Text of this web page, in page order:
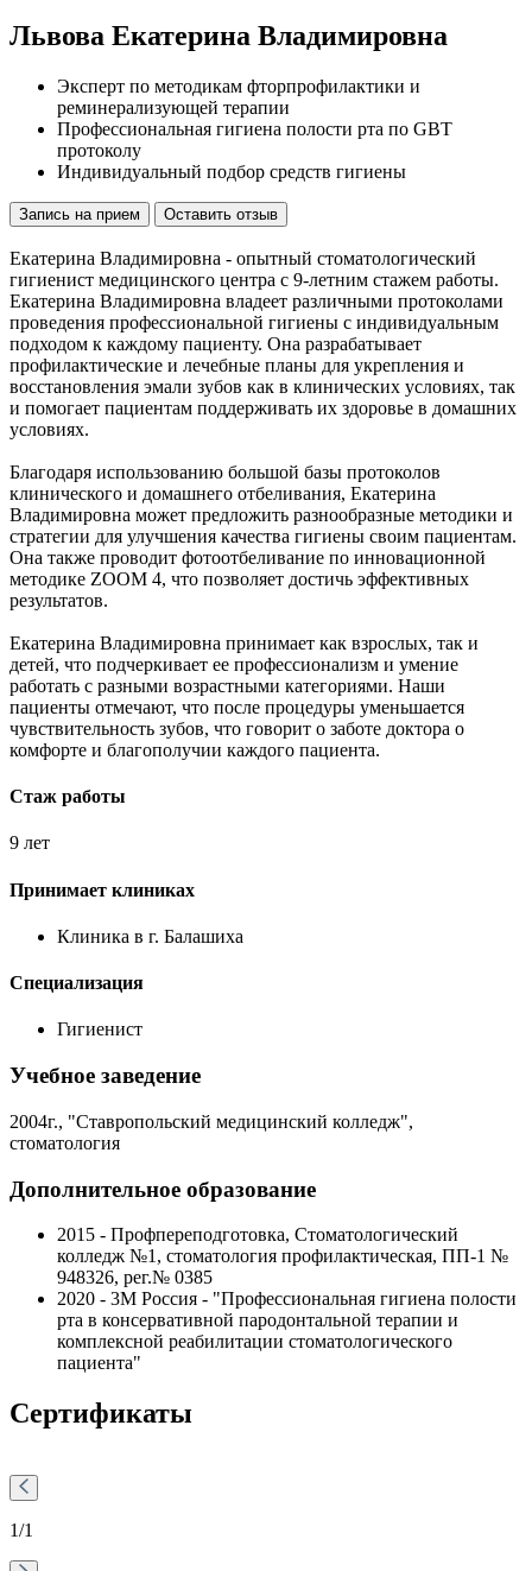
Львова Екатерина Владимировна
Эксперт по методикам фторпрофилактики и
реминерализующей терапии
Профессиональная гигиена полости рта по GBT
протоколу
Индивидуальный подбор средств гигиены
Запись на прием Оставить отзыв
Екатерина Владимировна - опытный стоматологический
гигиенист медицинского центра с 9-летним стажем работы.
Екатерина Владимировна владеет различными протоколами
проведения профессиональной гигиены с индивидуальным
подходом к каждому пациенту. Она разрабатывает
профилактические и лечебные планы для укрепления и
восстановления эмали зубов как в клинических условиях, так
и помогает пациентам поддерживать их здоровье в домашних
условиях.
Благодаря использованию большой базы протоколов
клинического и домашнего отбеливания, Екатерина
Владимировна может предложить разнообразные методики и
стратегии для улучшения качества гигиены своим пациентам.
Она также проводит фотоотбеливание по инновационной
методике ZOOM 4, что позволяет достичь эффективных
результатов.
Екатерина Владимировна принимает как взрослых, так и
детей, что подчеркивает ее профессионализм и умение
работать с разными возрастными категориями. Наши
пациенты отмечают, что после процедуры уменьшается
чувствительность зубов, что говорит о заботе доктора о
комфорте и благополучии каждого пациента.
Стаж работы
9 лет
Принимает клиниках
Клиника в г. Балашиха
Специализация
Гигиенист
Учебное заведение
2004г., "Ставропольский медицинский колледж",
стоматология
Дополнительное образование
2015 - Профпереподготовка, Стоматологический
колледж №1, стоматология профилактическая, ПП-1 №
948326, рег.№ 0385
2020 - 3М Россия - "Профессиональная гигиена полости
рта в консервативной пародонтальной терапии и
комплексной реабилитации стоматологического
пациента"
Сертификаты
1/1